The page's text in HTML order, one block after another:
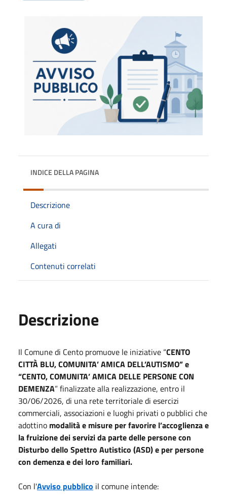
INDICE DELLA PAGINA
Descrizione
A cura di
Allegati
Contenuti correlati
Descrizione
Il Comune di Cento promuove le iniziative “CENTO
CITTÀ BLU, COMUNITA’ AMICA DELL’AUTISMO” e
“CENTO, COMUNITA’ AMICA DELLE PERSONE CON
DEMENZA” finalizzate alla realizzazione, entro il
30/06/2026, di una rete territoriale di esercizi
commerciali, associazioni e luoghi privati o pubblici che
adottino modalità e misure per favorire l’accoglienza e
la fruizione dei servizi da parte delle persone con
Disturbo dello Spettro Autistico (ASD) e per persone
con demenza e dei loro familiari.
Con l'Avviso pubblico il comune intende: